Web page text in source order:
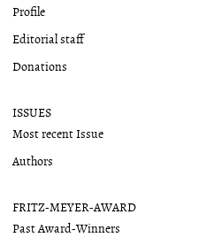
Profile
Editorial staff
Donations
ISSUES
Most recent Issue
Authors
FRITZ-MEYER-AWARD
Past Award-Winners